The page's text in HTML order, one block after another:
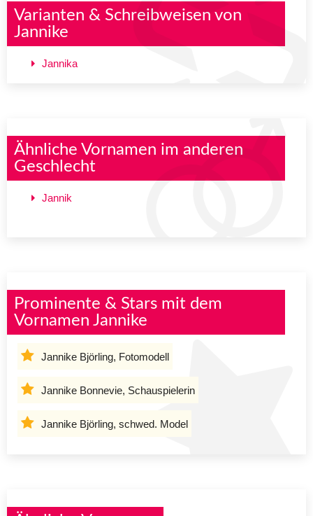
Varianten & Schreibweisen von
Jannike
Jannika
Ähnliche Vornamen im anderen
Geschlecht
Jannik
Prominente & Stars mit dem
Vornamen Jannike
Jannike Björling, Fotomodell
Jannike Bonnevie, Schauspielerin
Jannike Björling, schwed. Model